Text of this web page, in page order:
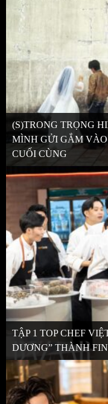
(S)TRONG TRỌNG
MÌNH GỬI GẮM
CUỐI CÙNG
TẬP 1 TOP CHEF
DƯƠNG” THÀNH